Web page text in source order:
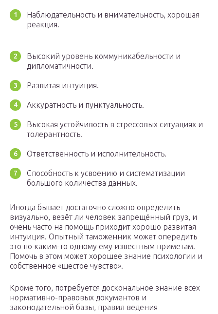
Наблюдательность и внимательность, хорошая
реакция.
Высокий уровень коммуникабельности и
дипломатичности.
Развитая интуиция.
Аккуратность и пунктуальность.
Высокая устойчивость в стрессовых ситуациях и
толерантность.
Ответственность и исполнительность.
Способность к усвоению и систематизации
большого количества данных.
Иногда бывает достаточно сложно определить
визуально, везёт ли человек запрещённый груз, и
очень часто на помощь приходит хорошо развитая
интуиция. Опытный таможенник может опередить
это по каким-то одному ему известным приметам.
Помочь в этом может хорошее знание психологии и
собственное «шестое чувство».
Кроме того, потребуется доскональное знание всех
нормативно-правовых документов и
законодательной базы, правил ведения